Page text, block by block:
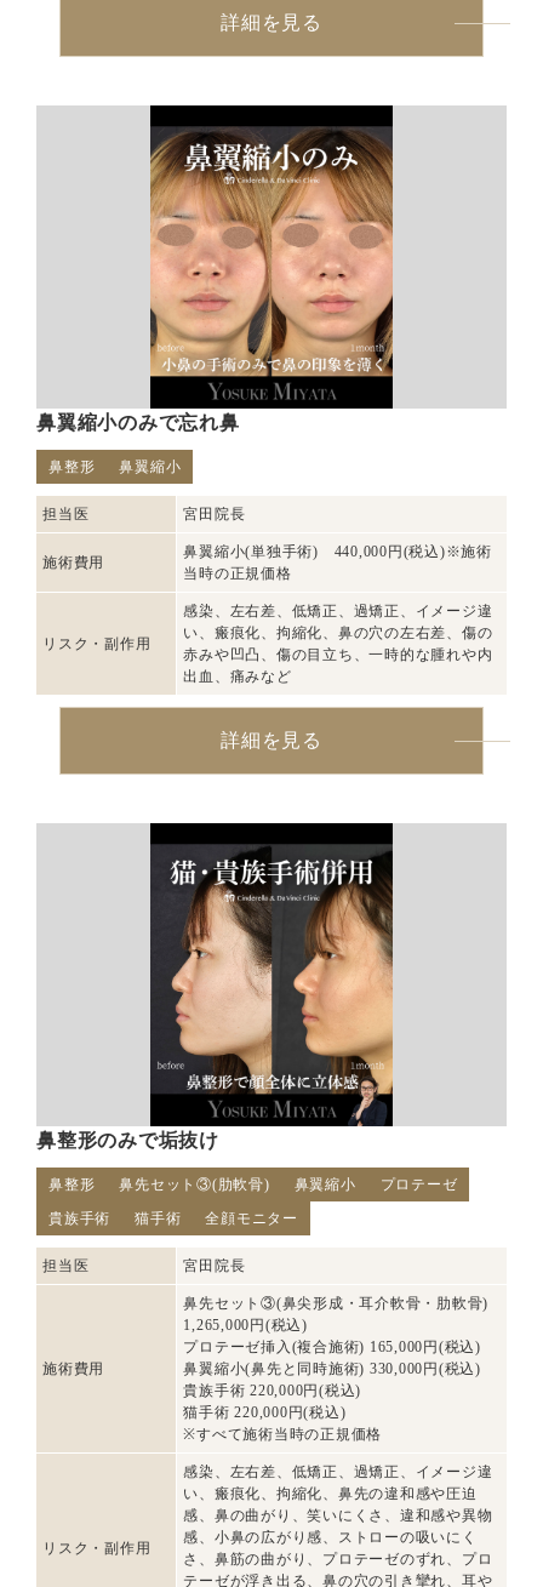
詳細を見る
鼻翼縮小のみで忘れ鼻
鼻整形 鼻翼縮小
担当医 宮田院長
施術費用
鼻翼縮小(単独手術) 440,000円(税込)※施術
当時の正規価格
リスク・副作用
感染、左右差、低矯正、過矯正、イメージ違
い、瘢痕化、拘縮化、鼻の穴の左右差、傷の
赤みや凹凸、傷の目立ち、一時的な腫れや内
出血、痛みなど
詳細を見る
鼻整形のみで垢抜け
鼻整形 鼻先セット③(肋軟骨) 鼻翼縮小
プロテーゼ
貴族手術
猫手術 全顔モニター
担当医 宮田院長
施術費用
鼻先セット③(鼻尖形成・耳介軟骨・肋軟骨)
1,265,000円(税込)
プロテーゼ挿入(複合施術) 165,000円(税込)
鼻翼縮小(鼻先と同時施術) 330,000円(税込)
貴族手術 220,000円(税込)
猫手術 220,000円(税込)
※すべて施術当時の正規価格
リスク・副作用
感染、左右差、低矯正、過矯正、イメージ違
い、瘢痕化、拘縮化、鼻先の違和感や圧迫
感、鼻の曲がり、笑いにくさ、違和感や異物
感、小鼻の広がり感、ストローの吸いにく
さ、鼻筋の曲がり、プロテーゼのずれ、プロ
テーゼが浮き出る、鼻の穴の引き攣れ、耳や